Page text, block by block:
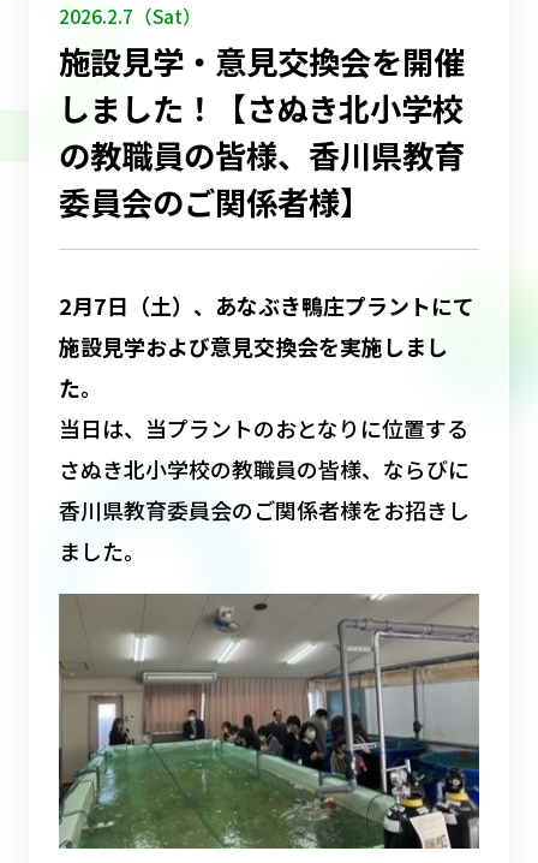
2026.2.7（Sat）
施設見学・意見交換会を開催
しました！【さぬき北小学校
の教職員の皆様、香川県教育
委員会のご関係者様】
2月7日（土）、あなぶき鴨庄プラントにて
施設見学および意見交換会を実施しまし
た。
当日は、当プラントのおとなりに位置する
さぬき北小学校の教職員の皆様、ならびに
香川県教育委員会のご関係者様をお招きし
ました。